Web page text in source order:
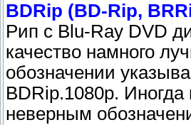
BDRip (BD-Rip,
Рип с Blu-Ray DVD
качество намного
обозначении
BDRip.1080p.
неверным